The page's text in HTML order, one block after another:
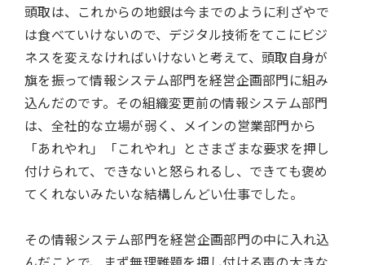
頭取は、これからの地銀は今までのように利ざやで
は食べていけないので、デジタル技術をてこにビジ
ネスを変えなければいけないと考えて、頭取自身が
旗を振って情報システム部門を経営企画部門に組み
込んだのです。その組織変更前の情報システム部門
は、全社的な立場が弱く、メインの営業部門から
「あれやれ」「これやれ」とさまざまな要求を押し
付けられて、できないと怒られるし、できても褒め
てくれないみたいな結構しんどい仕事でした。
その情報システム部門を経営企画部門の中に入れ込